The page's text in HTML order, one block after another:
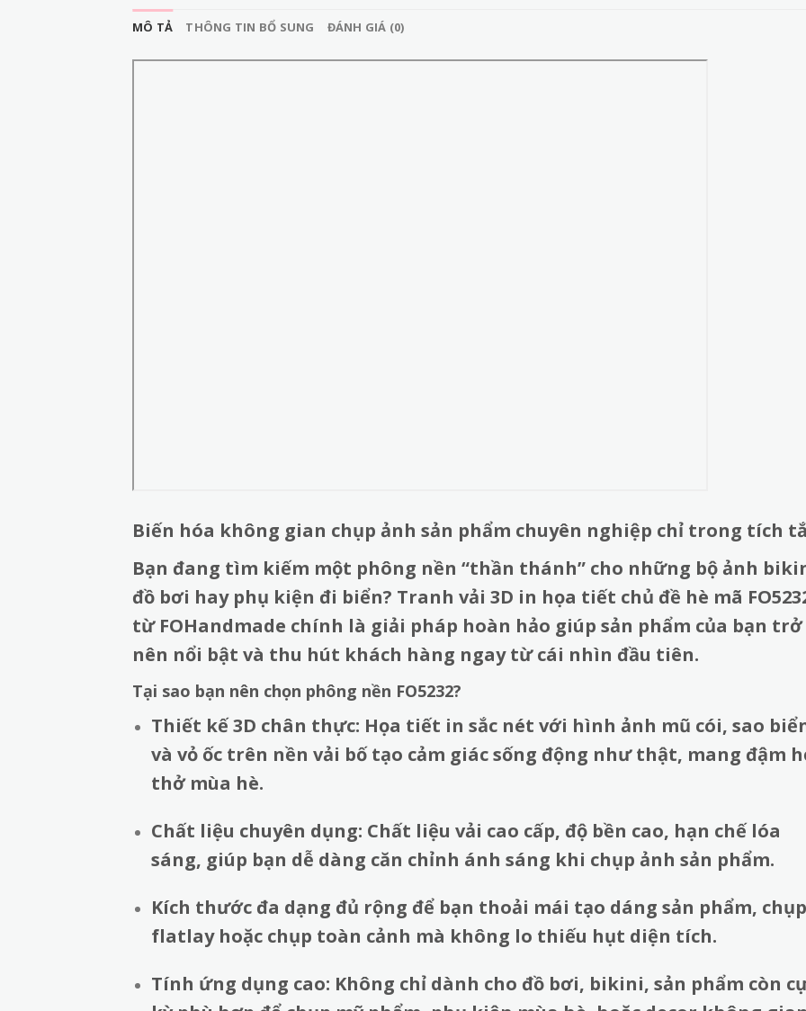
MÔ TẢ THÔNG TIN BỔ SUNG ĐÁNH GIÁ (0)
Biến hóa không gian chụp ảnh sản phẩm chuyên nghiệp chỉ trong tích
Bạn đang tìm kiếm một phông nền “thần thánh” cho những bộ ảnh
đồ bơi hay phụ kiện đi biển? Tranh vải 3D in họa tiết chủ đề hè mã
từ FOHandmade chính là giải pháp hoàn hảo giúp sản phẩm của bạn trở
nên nổi bật và thu hút khách hàng ngay từ cái nhìn đầu tiên.
Tại sao bạn nên chọn phông nền FO5232?
Thiết kế 3D chân thực: Họa tiết in sắc nét với hình ảnh mũ cói, sao
và vỏ ốc trên nền vải bố tạo cảm giác sống động như thật, mang đậm
thở mùa hè.
Chất liệu chuyên dụng: Chất liệu vải cao cấp, độ bền cao, hạn chế lóa
sáng, giúp bạn dễ dàng căn chỉnh ánh sáng khi chụp ảnh sản phẩm.
Kích thước đa dạng đủ rộng để bạn thoải mái tạo dáng sản phẩm, chụp
flatlay hoặc chụp toàn cảnh mà không lo thiếu hụt diện tích.
Tính ứng dụng cao: Không chỉ dành cho đồ bơi, bikini, sản phẩm còn